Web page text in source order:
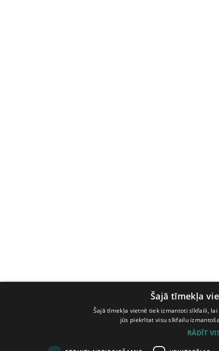
Šajā tīmekļa
Šajā tīmekļa vietnē tiek izmantoti sīkfaili,
jūs piekrītat visu sīkfailu
RĀDĪT